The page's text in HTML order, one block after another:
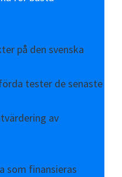
på den svenska
tester de senaste
av
som finansieras